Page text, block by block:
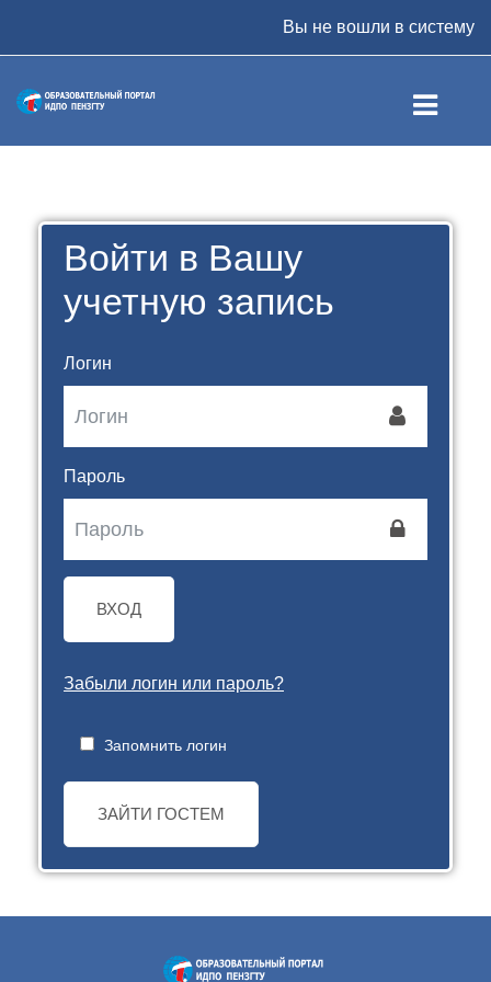
Вы не вошли в систему
Войти в Вашу
учетную запись
Логин
Пароль
ВХОД
Забыли логин или пароль?
Запомнить логин
ЗАЙТИ ГОСТЕМ